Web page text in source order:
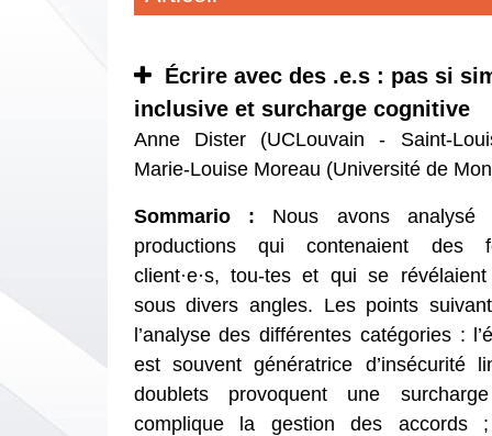
Écrire avec des .e.s : pas si
inclusive et surcharge cognitive
Anne Dister (UCLouvain - Saint-
Marie-Louise Moreau (Université de
Sommario : Nous avons
productions qui contenaient des
client·e·s, tou-tes et qui se révélaient
sous divers angles. Les points
l’analyse des différentes catégories :
est souvent génératrice d’insécurité
doublets provoquent une
complique la gestion des accords